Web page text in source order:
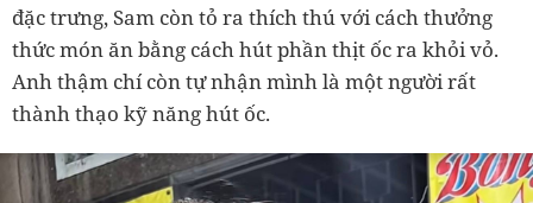
đặc trưng, Sam còn tỏ ra thích thú với cách thưởng
thức món ăn bằng cách hút phần thịt ốc ra khỏi vỏ.
Anh thậm chí còn tự nhận mình là một người rất
thành thạo kỹ năng hút ốc.